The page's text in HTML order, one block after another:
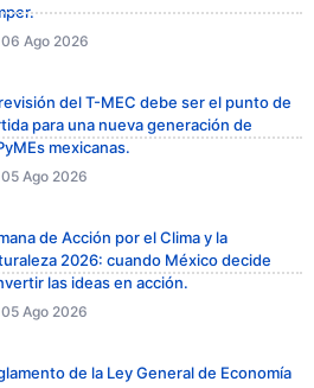
06 Ago 2026
del T-MEC debe ser el punto de
para una nueva generación de
mexicanas.
05 Ago 2026
de Acción por el Clima y la
2026: cuando México decide
las ideas en acción.
05 Ago 2026
de la Ley General de Economía